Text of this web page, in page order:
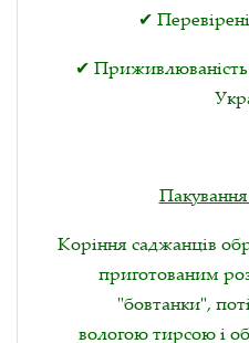
✔
✔ Приживлюваність
Коріння саджанців
приготованим
"бовтанки",
вологою тирсою і